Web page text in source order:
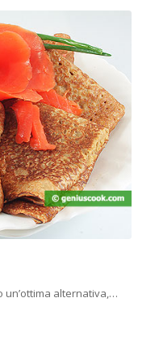
un’ottima alternativa,…